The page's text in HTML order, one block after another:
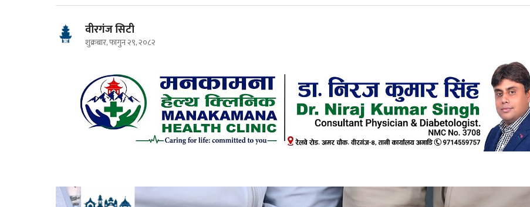
वीरगंज सिटी
शुक्रबार, फागुन २९, २०८२